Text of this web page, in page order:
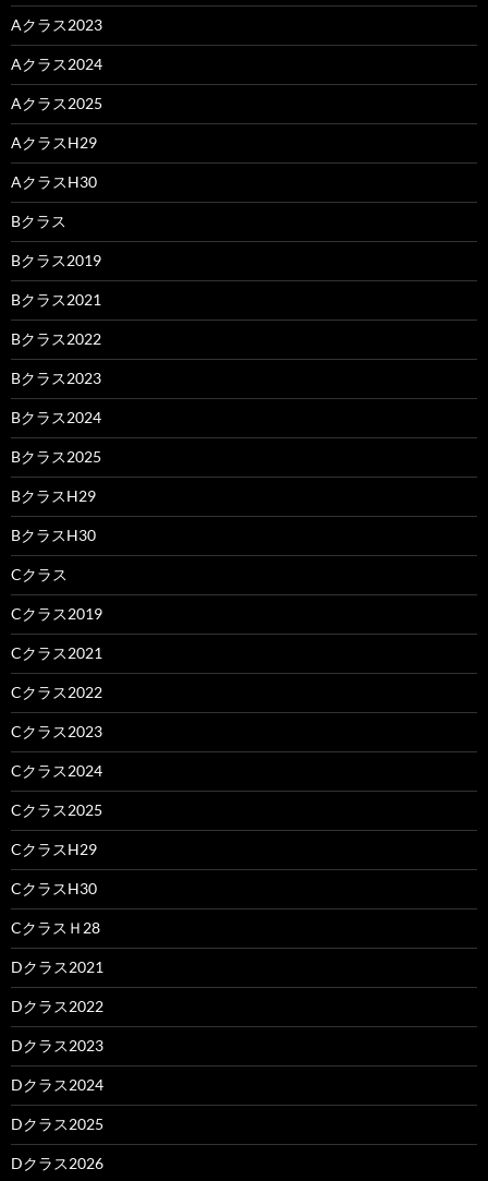
Aクラス2023
Aクラス2024
Aクラス2025
AクラスH29
AクラスH30
Bクラス
Bクラス2019
Bクラス2021
Bクラス2022
Bクラス2023
Bクラス2024
Bクラス2025
BクラスH29
BクラスH30
Cクラス
Cクラス2019
Cクラス2021
Cクラス2022
Cクラス2023
Cクラス2024
Cクラス2025
CクラスH29
CクラスH30
CクラスＨ28
Dクラス2021
Dクラス2022
Dクラス2023
Dクラス2024
Dクラス2025
Dクラス2026